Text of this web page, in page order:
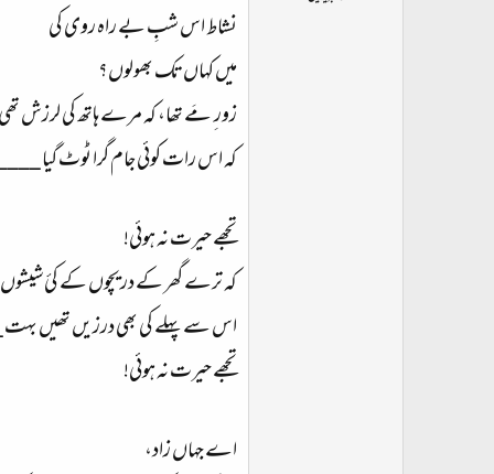
نشاط اس شبِ بے راہ روی کی
میں کہاں تک بھولوں؟
زور ِ مَے تھا، کہ مرے ہاتھ کی لرزش تھی
کہ اس رات کوئی جام گرا ٹوٹ گیا
تجھے حیرت نہ ہوئی!
کہ ترے گھر کے دریچوں کے کئ شیشوں
اس سے پہلے کی بھی درزیں تھیں
تجھے حیرت نہ ہوئی!
اے جہاں زاد،